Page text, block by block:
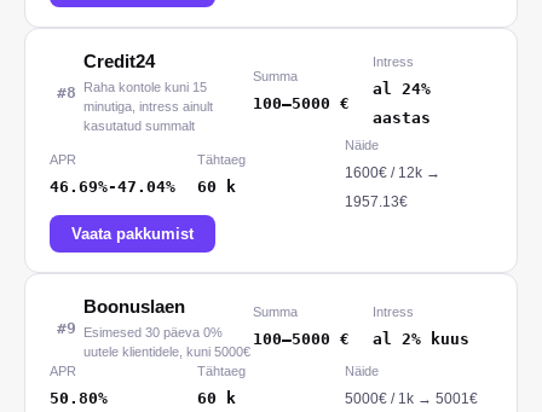
#8
Credit24
Raha kontole kuni 15
minutiga, intress ainult
kasutatud summalt
Summa
100–5000 €
Intress
al 24%
aastas
APR
46.69%-47.04%
Tähtaeg
60 k
Näide
1600€ / 12 k →
1957.13€
Vaata pakkumist
#9
Boonuslaen
Esimesed 30 päeva 0%
uutele klientidele, kuni 5000€
Summa
100–5000 €
Intress
al 2% kuus
APR
50.80%
Tähtaeg
60 k
Näide
5000€ / 1 k → 5001€